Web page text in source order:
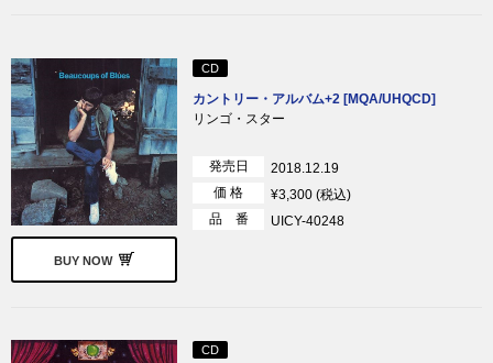
BUY NOW
CD
カントリー・アルバム+2 [MQA/UHQCD]
リンゴ・スター
発売日
2018.12.19
価 格
¥3,300 (税込)
品 番
UICY-40248
CD